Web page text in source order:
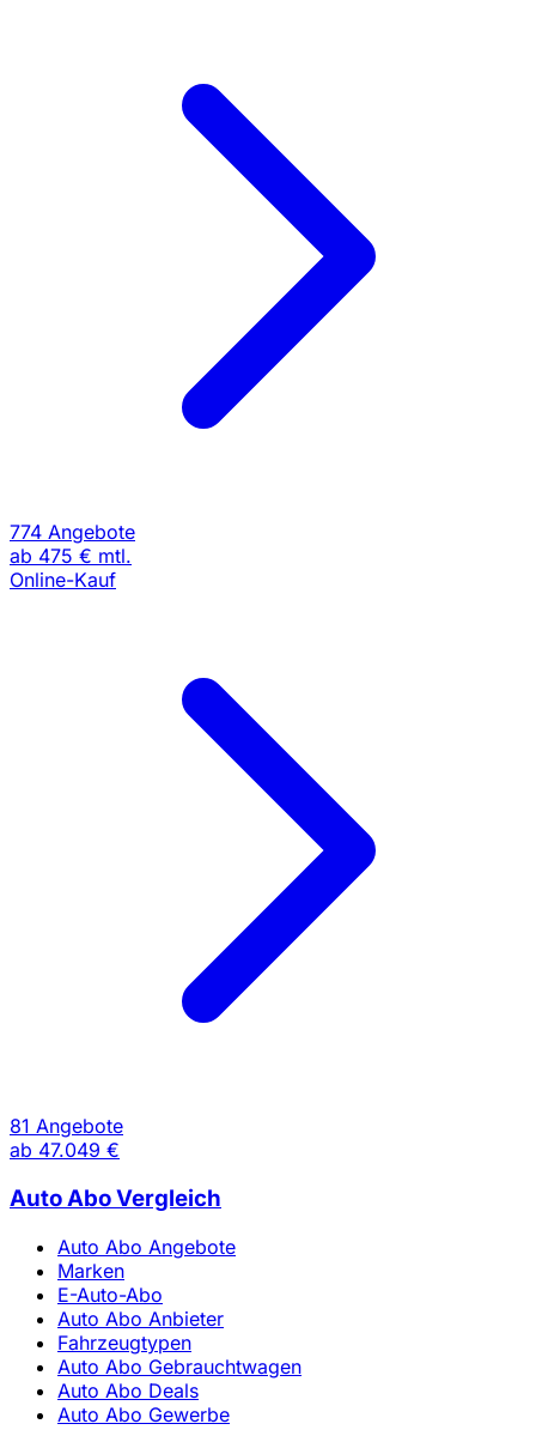
774 Angebote
ab 475 € mtl.
Online-Kauf
81 Angebote
ab 47.049 €
Auto Abo Vergleich
Auto Abo Angebote
Marken
E-Auto-Abo
Auto Abo Anbieter
Fahrzeugtypen
Auto Abo Gebrauchtwagen
Auto Abo Deals
Auto Abo Gewerbe